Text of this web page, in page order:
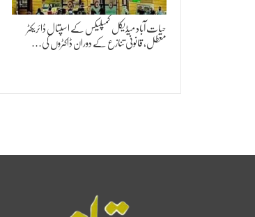
حیات آباد میڈیکل کمپلیکس کے اسپتال ڈائریکٹر
معطل، قانونی تنازع کے دوران ڈاکٹروں کی…